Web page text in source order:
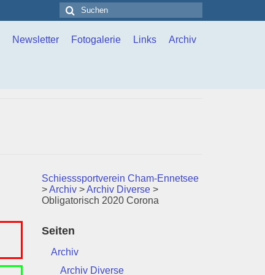
Suchen
nach:
Newsletter Fotogalerie Links Archiv
Schiesssportverein Cham-Ennetsee
>Archiv>Archiv Diverse>
Obligatorisch 2020 Corona
Seiten
Archiv
Archiv Diverse